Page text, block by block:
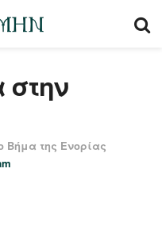
Βήμα της Ενορίας